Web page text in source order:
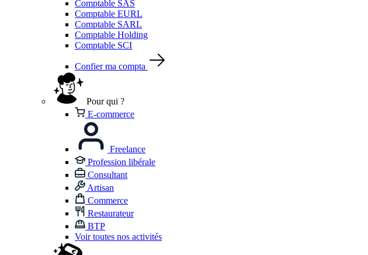
Comptable SAS
Comptable EURL
Comptable SARL
Comptable Holding
Comptable SCI
Confier ma compta
Pour qui ?
E-commerce
Freelance
Profession libérale
Consultant
Artisan
Commerce
Restaurateur
BTP
Voir toutes nos activités